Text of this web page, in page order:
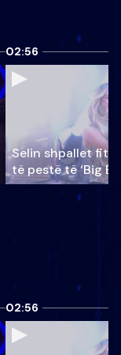
02:56
Selin shpallet
të pestë të ‘Big
02:56